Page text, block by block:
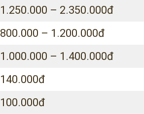
1.250.000 – 2.350.000đ
800.000 – 1.200.000đ
1.000.000 – 1.400.000đ
140.000đ
100.000đ